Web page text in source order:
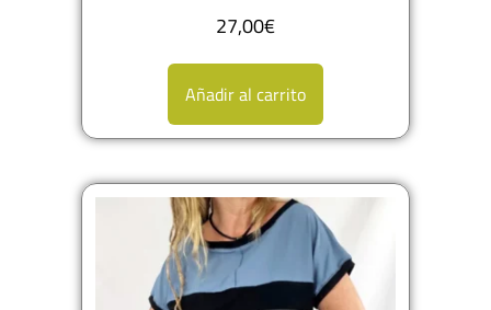
27,00€
Añadir al carrito